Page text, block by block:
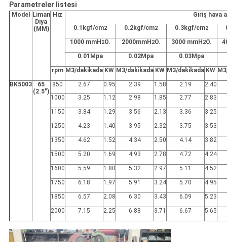
Parametreler listesi
Model
Liman
Diya
(MM)
Hız
Giriş hava
0.1kgf/cm2 0.2kgf/cm2 0.3kgf/cm2
1000 mmH 2O. 2000mmH 2O. 3000 mmH 2O.
0.01Mpa
0.02Mpa
0.03Mpa
rpm M3/dakikada KW M3/dakikada KW M3/dakikada KW
BK5003
65
(2.5")
850 2.67 0.95 2.39 1.58 2.19
2.40
1000
3.25 1.12 2.98 1.85 2.77
2.83
1150
3.84 1.29 3.56 2.13 3.36
3.25
1250
4.23 1.40 3.95 2.32 3.75
3.53
1350
4.62 1.52 4.34 2.50 4.14
3.82
1500
5.20 1.69 4.93 2.78 4.72
4.24
1600
5.59 1.80 5.32 2.97 5.11
4.52
1750
6.18 1.97 5.91 3.24 5.70
4.95
1850
6.57 2.08 6.30 3.43 6.09
5.23
2000
7.15 2.25 6.88 3.71 6.67 5.65